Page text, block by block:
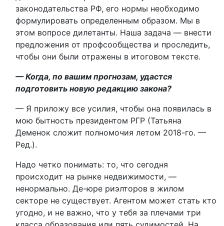
законодательства РФ, его нормы необходимо
формулировать определенным образом. Мы в
этом вопросе дилетанты. Наша задача — внести
предложения от проф­сообщества и проследить,
чтобы они были отражены в итоговом тексте.
— Когда, по вашим прогнозам, удастся
подготовить новую редакцию закона?
— Я приложу все усилия, чтобы она появилась в
мою бытность президентом РГР (Татьяна
Деменок сложит полномочия летом 2018-го. —
Ред.).
Надо четко понимать: то, что сегодня
происходит на рынке недвижимости, —
ненормально. Де-юре риэлторов в жилом
секторе не существует. Агентом может стать кто
угодно, и не важно, что у тебя за плечами три